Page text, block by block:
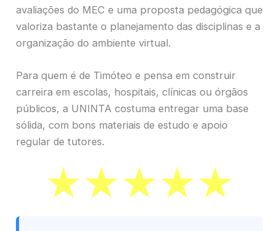
avaliações do MEC e uma proposta pedagógica que
valoriza bastante o planejamento das disciplinas e a
organização do ambiente virtual.
Para quem é de Timóteo e pensa em construir
carreira em escolas, hospitais, clínicas ou órgãos
públicos, a UNINTA costuma entregar uma base
sólida, com bons materiais de estudo e apoio
regular de tutores.